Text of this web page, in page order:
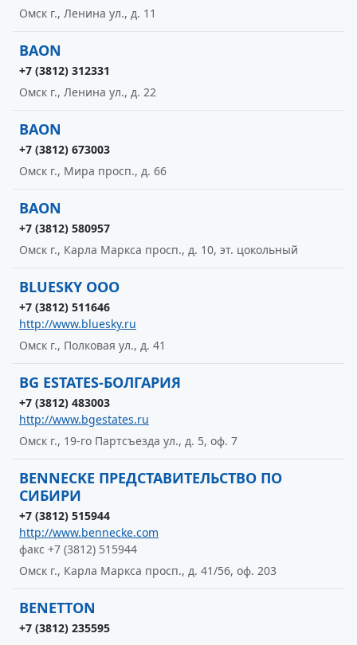
Омск г., Ленина ул., д. 11
BAON
+7 (3812) 312331
Омск г., Ленина ул., д. 22
BAON
+7 (3812) 673003
Омск г., Мира просп., д. 66
BAON
+7 (3812) 580957
Омск г., Карла Маркса просп., д. 10, эт. цокольный
BLUESKY ООО
+7 (3812) 511646
http://www.bluesky.ru
Омск г., Полковая ул., д. 41
BG ESTATES-БОЛГАРИЯ
+7 (3812) 483003
http://www.bgestates.ru
Омск г., 19-го Партсъезда ул., д. 5, оф. 7
BENNECKE ПРЕДСТАВИТЕЛЬСТВО ПО
СИБИРИ
+7 (3812) 515944
http://www.bennecke.com
факс +7 (3812) 515944
Омск г., Карла Маркса просп., д. 41/56, оф. 203
BENETTON
+7 (3812) 235595